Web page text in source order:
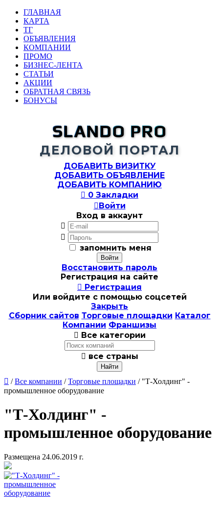
ГЛАВНАЯ
КАРТА
ТГ
ОБЪЯВЛЕНИЯ
КОМПАНИИ
ПРОМО
БИЗНЕС-ЛЕНТА
СТАТЬИ
АКЦИИ
ОБРАТНАЯ СВЯЗЬ
БОНУСЫ
SLANDO PRO
ДЕЛОВОЙ ПОРТАЛ
ДОБАВИТЬ ВИЗИТКУ
ДОБАВИТЬ ОБЪЯВЛЕНИЕ
ДОБАВИТЬ КОМПАНИЮ
 0 Закладки
Войти
Вход в аккаунт


запомнить меня
Восстановить пароль
Регистрация на сайте
 Регистрация
Или войдите с помощью соцсетей
Закрыть
Сборник сайтов Торговые площадки Каталог
Компании Франшизы
 Все категории
 все страны
 /Все компании /Торговые площадки / "Т-Холдинг" -
промышленное оборудование
"Т-Холдинг" -
промышленное оборудование
Размещена 24.06.2019 г.